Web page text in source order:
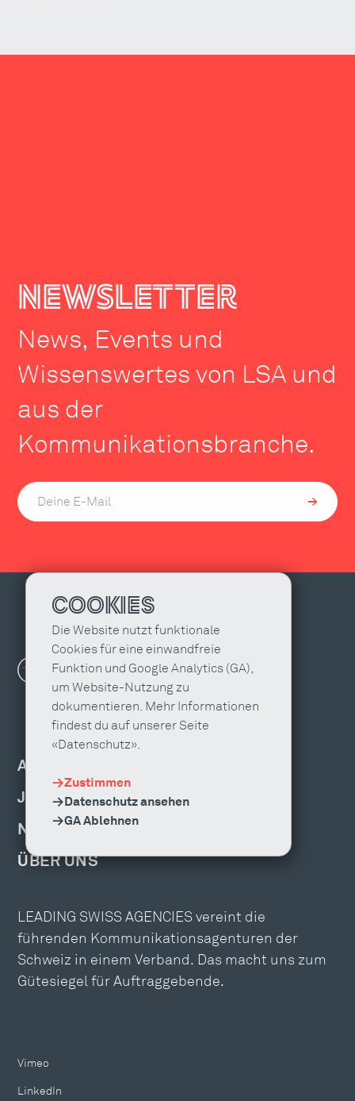
newsletter
News, Events und
Wissenswertes von LSA und
aus der
Kommunikationsbranche.
COOKIES
Die Website nutzt funktionale
Cookies für eine einwandfreie
Funktion und Google Analytics (GA),
um Website-Nutzung zu
dokumentieren. Mehr Informationen
findest du auf unserer Seite
«Datenschutz».
Zustimmen
Datenschutz ansehen
GA Ablehnen
AGENTUR FINDEN
JOBS & WEITERBILDUNG
NEWS, EVENTS & PUBLIKATIONEN
ÜBER UNS
LEADING SWISS AGENCIES vereint die
führenden Kommunikationsagenturen der
Schweiz in einem Verband. Das macht uns zum
Gütesiegel für Auftraggebende.
Vimeo
LinkedIn